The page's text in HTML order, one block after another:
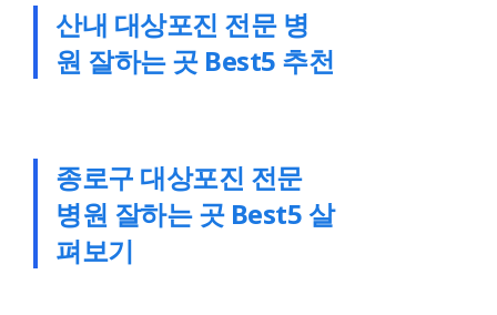
산내 대상포진 전문 병
원 잘하는 곳 Best5 추천
종로구 대상포진 전문
병원 잘하는 곳 Best5 살
펴보기